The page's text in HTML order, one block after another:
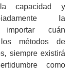
capacidad y
la
cuán
métodos de
siempre existirá
como